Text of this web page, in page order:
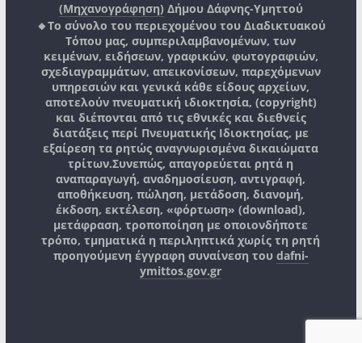
(Μηχανογράφηση) Δήμου Δάφνης-Υμηττού
🔸Το σύνολο του περιεχομένου του Διαδικτυακού
Τόπου μας, συμπεριλαμβανομένων, των
κειμένων, ειδήσεων, γραφικών, φωτογραφιών,
σχεδιαγραμμάτων, απεικονίσεων, παρεχόμενων
υπηρεσιών και γενικά κάθε είδους αρχείων,
αποτελούν πνευματική ιδιοκτησία, (copyright)
και διέπονται από τις εθνικές και διεθνείς
διατάξεις περί Πνευματικής Ιδιοκτησίας, με
εξαίρεση τα ρητώς αναγνωρισμένα δικαιώματα
τρίτων.Συνεπώς, απαγορεύεται ρητά η
αναπαραγωγή, αναδημοσίευση, αντιγραφή,
αποθήκευση, πώληση, μετάδοση, διανομή,
έκδοση, εκτέλεση, «φόρτωση» (download),
μετάφραση, τροποποίηση με οποιονδήποτε
τρόπο, τμηματικά η περιληπτικά χωρίς τη ρητή
προηγούμενη έγγραφη συναίνεση του dafni-
ymittos.gov.gr